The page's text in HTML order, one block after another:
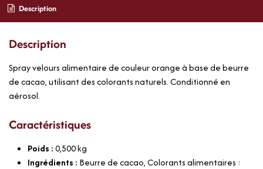
Description
Description
Spray velours alimentaire de couleur orange à base de beurre
de cacao, utilisant des colorants naturels. Conditionné en
aérosol.
Caractéristiques
Poids :0,500kg
Ingrédients : Beurre de cacao, Colorants alimentaires :